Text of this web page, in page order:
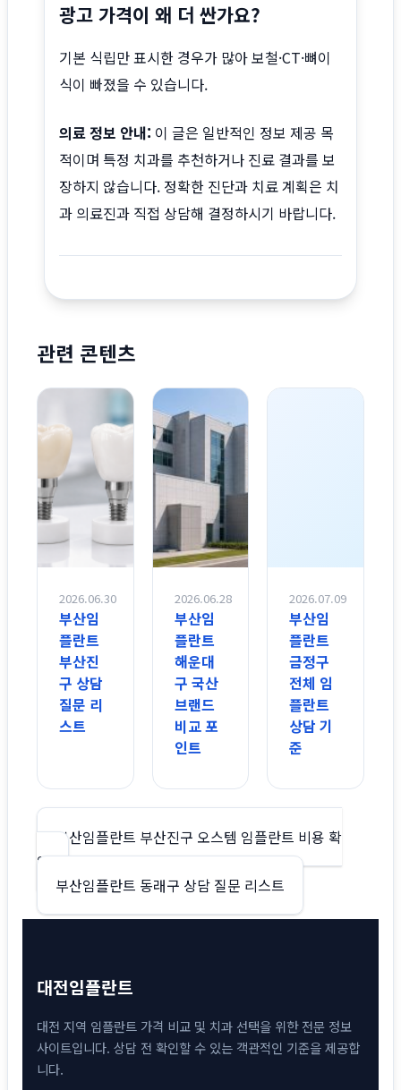
광고 가격이 왜 더 싼가요?
기본 식립만 표시한 경우가 많아 보철·CT·뼈이
식이 빠졌을 수 있습니다.
의료 정보 안내: 이 글은 일반적인 정보 제공 목
적이며 특정 치과를 추천하거나 진료 결과를 보
장하지 않습니다. 정확한 진단과 치료 계획은 치
과 의료진과 직접 상담해 결정하시기 바랍니다.
관련 콘텐츠
2026.06.30
부산임
플란트
부산진
구 상담
질문 리
스트
2026.06.28
부산임
플란트
해운대
구 국산
브랜드
비교 포
인트
2026.07.09
부산임
플란트
금정구
전체 임
플란트
상담 기
준
글
색
부산임플란트 부산진구 오스템 임플란트 비용 확
인
부산임플란트 동래구 상담 질문 리스트
대전임플란트
대전 지역 임플란트 가격 비교 및 치과 선택을 위한 전문 정보
사이트입니다. 상담 전 확인할 수 있는 객관적인 기준을 제공합
니다.